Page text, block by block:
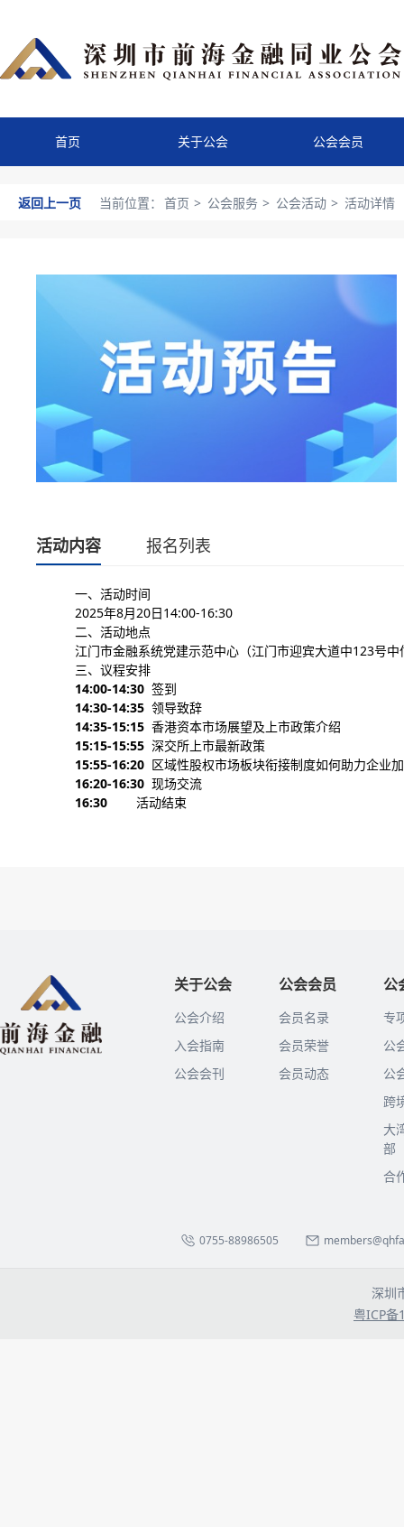
首页 关于公会 公会会员
返回上一页 当前位置： 首页 > 公会服务 > 公会活动 > 活动详情
活动内容 报名列表
一、活动时间
2025年8月20日14:00-16:30
二、活动地点
江门市金融系统党建示范中心（江门市迎宾大道中123号中
三、议程安排
14:00-14:30 签到
14:30-14:35 领导致辞
14:35-15:15 香港资本市场展望及上市政策介绍
15:15-15:55 深交所上市最新政策
15:55-16:20 区域性股权市场板块衔接制度如何助力企业
16:20-16:30 现场交流
16:30
活动结束
关于公会
公会介绍
入会指南
公会会刊
公会会员
会员名录
会员荣誉
会员动态
公
专
公
公
跨
大
部
合
0755-88986505
深圳
粤ICP